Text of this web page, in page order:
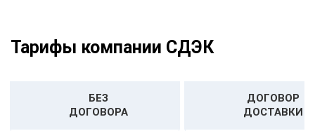
Тарифы компании СДЭК
БЕЗ
ДОГОВОРА
ДОГОВОР
ДОСТАВКИ